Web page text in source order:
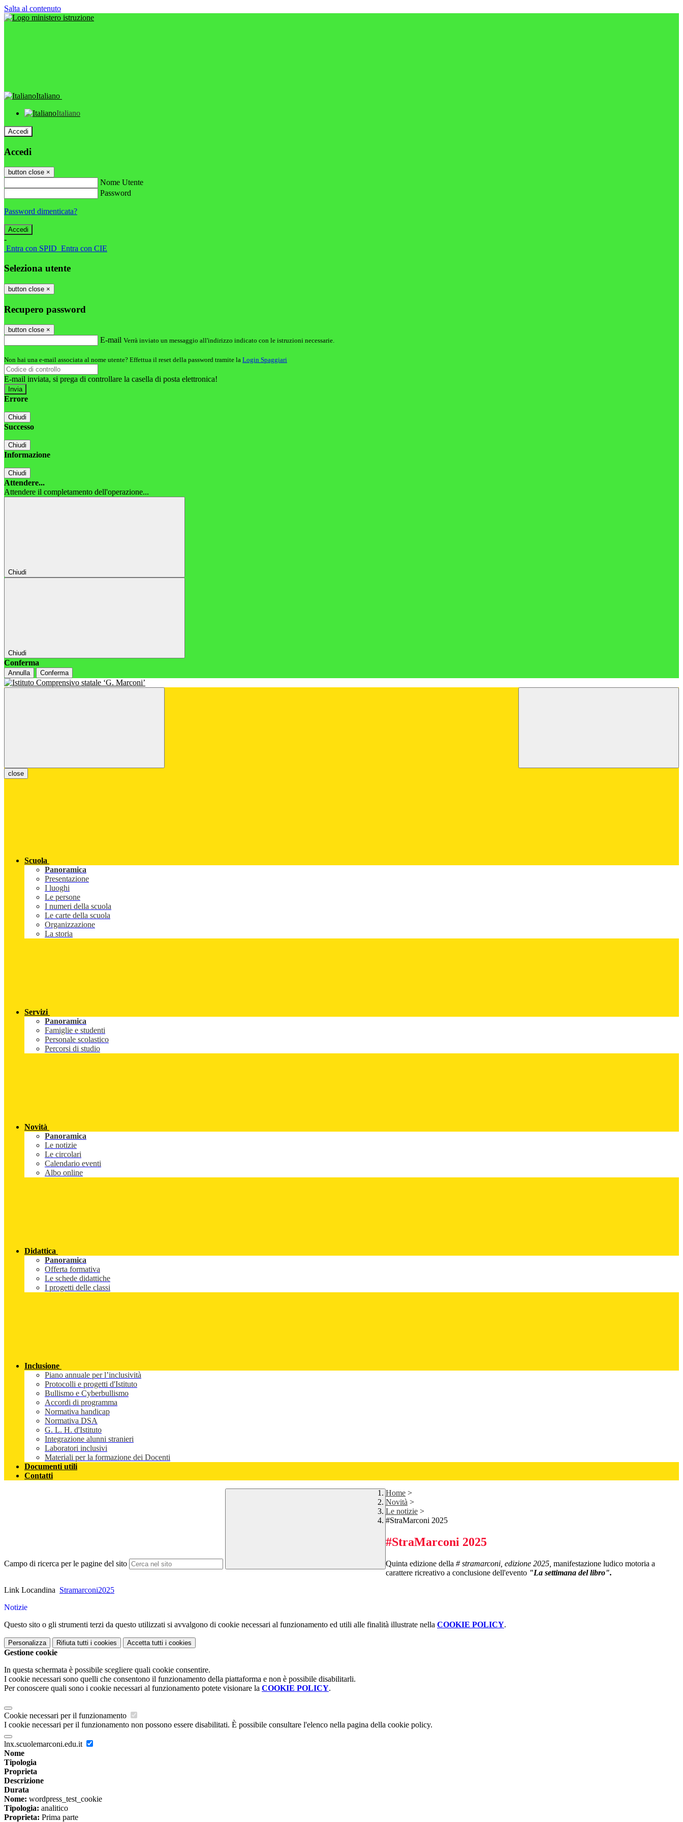
Salta al contenuto
Italiano
Italiano
Accedi
Accedi
button close ×
Nome Utente
Password
Password dimenticata?
-
Entra con SPID Entra con CIE
Seleziona utente
button close ×
Recupero password
button close ×
E-mail Verrà inviato un messaggio all'indirizzo indicato con le istruzioni necessarie.
Non hai una e-mail associata al nome utente? Effettua il reset della password tramite la Login Spaggiari
E-mail inviata, si prega di controllare la casella di posta elettronica!
Errore
Chiudi
Successo
Chiudi
Informazione
Chiudi
Attendere...
Attendere il completamento dell'operazione...
Chiudi
Chiudi
Conferma
Annulla Conferma
close
Scuola
Panoramica
Presentazione
I luoghi
Le persone
I numeri della scuola
Le carte della scuola
Organizzazione
La storia
Servizi
Panoramica
Famiglie e studenti
Personale scolastico
Percorsi di studio
Novità
Panoramica
Le notizie
Le circolari
Calendario eventi
Albo online
Didattica
Panoramica
Offerta formativa
Le schede didattiche
I progetti delle classi
Inclusione
Piano annuale per l’inclusività
Protocolli e progetti d'Istituto
Bullismo e Cyberbullismo
Accordi di programma
Normativa handicap
Normativa DSA
G. L. H. d'Istituto
Integrazione alunni stranieri
Laboratori inclusivi
Materiali per la formazione dei Docenti
Documenti utili
Contatti
Campo di ricerca per le pagine del sito
Home >
Novità >
Le notizie >
#StraMarconi 2025
#StraMarconi 2025
Quinta edizione della # stramarconi, edizione 2025, manifestazione ludico motoria a
carattere ricreativo a conclusione dell'evento "La settimana del libro".
Link Locandina Stramarconi2025
Notizie
Questo sito o gli strumenti terzi da questo utilizzati si avvalgono di cookie necessari al funzionamento ed utili alle finalità illustrate nella COOKIE POLICY.
Personalizza Rifiuta tutti i cookies Accetta tutti i cookies
Gestione cookie
In questa schermata è possibile scegliere quali cookie consentire.
I cookie necessari sono quelli che consentono il funzionamento della piattaforma e non è possibile disabilitarli.
Per conoscere quali sono i cookie necessari al funzionamento potete visionare la COOKIE POLICY.
Cookie necessari per il funzionamento
I cookie necessari per il funzionamento non possono essere disabilitati. È possibile consultare l'elenco nella pagina della cookie policy.
lnx.scuolemarconi.edu.it
Nome
Tipologia
Proprieta
Descrizione
Durata
Nome: wordpress_test_cookie
Tipologia: analitico
Proprieta: Prima parte